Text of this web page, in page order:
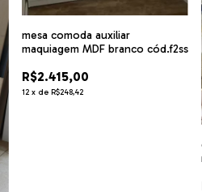
mesa comoda auxiliar
maquiagem MDF branco cód.f2ss
R$2.415,00
12 x de R$248,42